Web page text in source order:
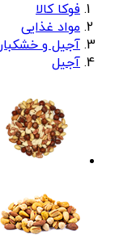
فوکا کالا
مواد غذایی
آجیل و خشکبار
آجیل